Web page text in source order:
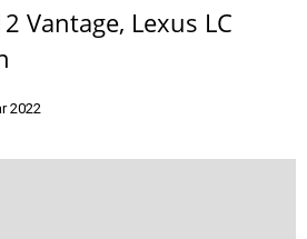
Vantage, Lexus LC
2022